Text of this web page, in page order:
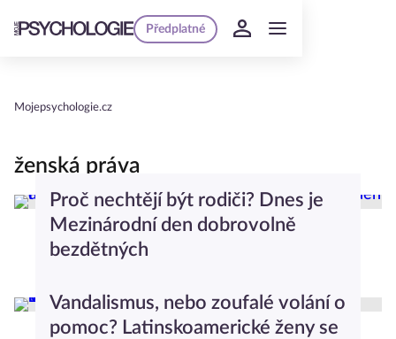
Předplatné
Mojepsychologie.cz
ženská práva
Proč nechtějí být rodiči? Dnes je
Mezinárodní den dobrovolně
bezdětných
Vandalismus, nebo zoufalé volání o
pomoc? Latinskoamerické ženy se